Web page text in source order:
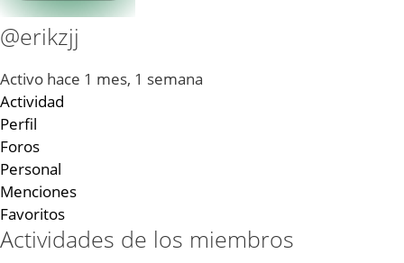
@erikzjj
Activo hace 1 mes, 1 semana
Actividad
Perfil
Foros
Personal
Menciones
Favoritos
Actividades de los miembros